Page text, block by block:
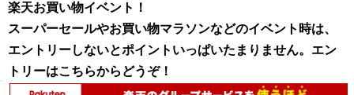
楽天お買い物イベント！
スーパーセールやお買い物マラソンなどのイベント時は、
エントリーしないとポイントいっぱいたまりません。エン
トリーはこちらからどうぞ！